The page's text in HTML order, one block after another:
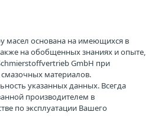
масел основана на имеющихся в
на обобщенных знаниях и опыте,
GmbH при
смазочных материалов.
указанных данных. Всегда
производителем в
по эксплуатации Вашего